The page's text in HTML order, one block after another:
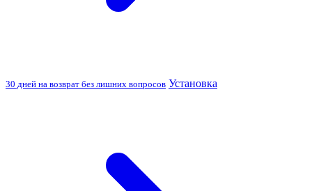
30 дней на возврат без лишних вопросов Установка